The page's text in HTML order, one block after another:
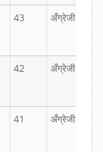
43 अँग्रेजी
42 अँग्रेजी
41 अँग्रेजी